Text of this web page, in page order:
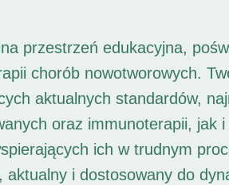
przestrzeń edukacyjna,
chorób nowotworowych.
aktualnych standardów,
oraz immunoterapii, jak
ich w trudnym
i dostosowany do